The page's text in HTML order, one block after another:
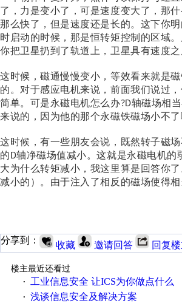
了，力是变小了，可是速度变大了，那
那么快了，但是速度还是长的。这下你
时启动的时候，那是恒转矩控制的区域
你把卫星扔到了轨道上，卫星具有速度
这时候，磁通慢慢变小，等效看来就是
的。对于感应电机来说，前面我们说过
简单。可是永磁电机怎么办?D轴磁场相
来说的，因为他的那个永磁铁磁场小不了
这时候，有一些朋友会说，既然转子磁
的 D轴净磁场值减小。这就是永磁电机
大为什么转矩减小，我这里算是回答你了
减小的）。由于注入了相反的磁场使得
分享到： 收藏 邀请回答 回复
楼主最近还看过
·
工业信息安全 让ICS为你做点什么
· 浅谈信息安全及解决方案